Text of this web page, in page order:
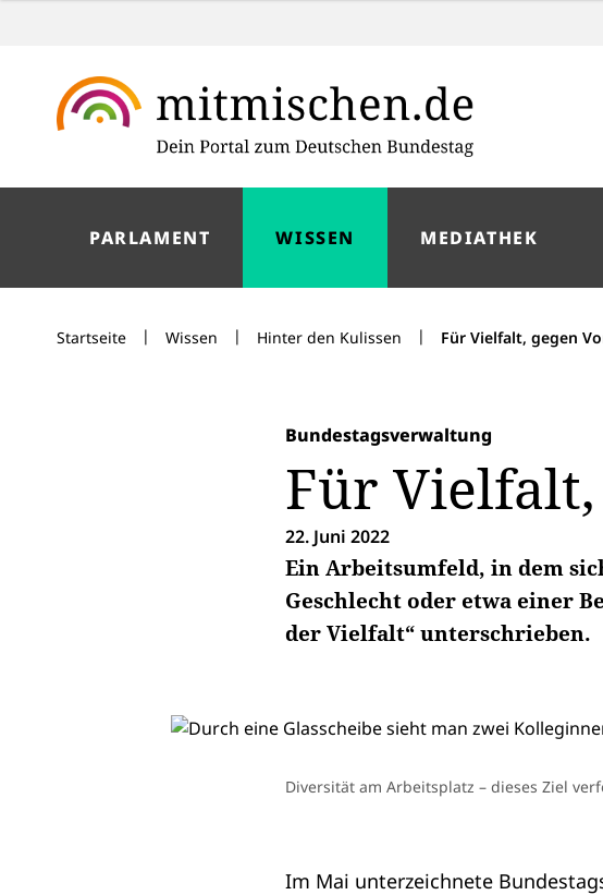
PARLAMENT WISSEN MEDIATHEK
Startseite | Wissen | Hinter den Kulissen | Für Vielfalt, gegen
Bundestagsverwaltung
Für
22. Juni 2022
Ein Arbeitsumfeld, in dem
Geschlecht oder etwa einer
der Vielfalt“ unterschrieben.
Diversität am Arbeitsplatz – dieses Ziel
Im Mai unterzeichnete